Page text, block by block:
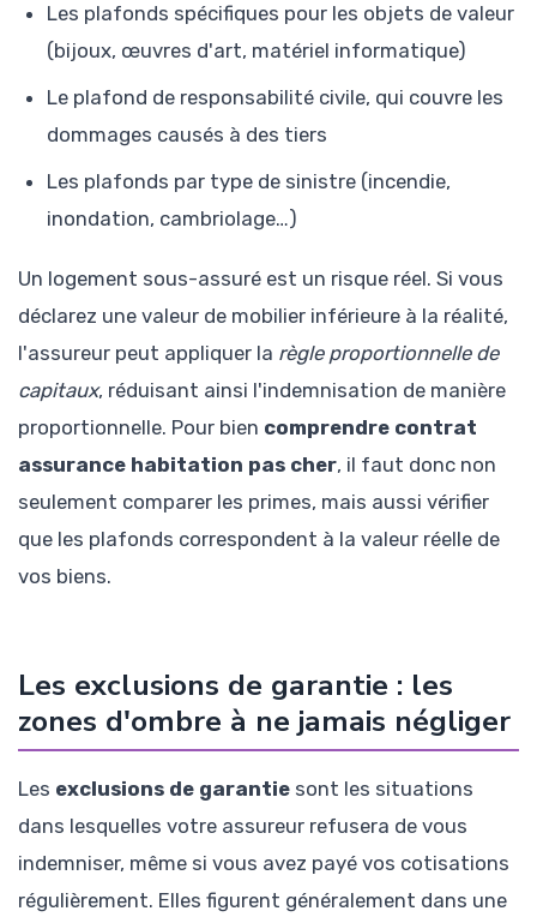
Les plafonds spécifiques pour les objets de valeur
(bijoux, œuvres d'art, matériel informatique)
Le plafond de responsabilité civile, qui couvre les
dommages causés à des tiers
Les plafonds par type de sinistre (incendie,
inondation, cambriolage…)
Un logement sous-assuré est un risque réel. Si vous
déclarez une valeur de mobilier inférieure à la réalité,
l'assureur peut appliquer la règle proportionnelle de
capitaux, réduisant ainsi l'indemnisation de manière
proportionnelle. Pour bien comprendre contrat
assurance habitation pas cher, il faut donc non
seulement comparer les primes, mais aussi vérifier
que les plafonds correspondent à la valeur réelle de
vos biens.
Les exclusions de garantie : les
zones d'ombre à ne jamais négliger
Les exclusions de garantie sont les situations
dans lesquelles votre assureur refusera de vous
indemniser, même si vous avez payé vos cotisations
régulièrement. Elles figurent généralement dans une